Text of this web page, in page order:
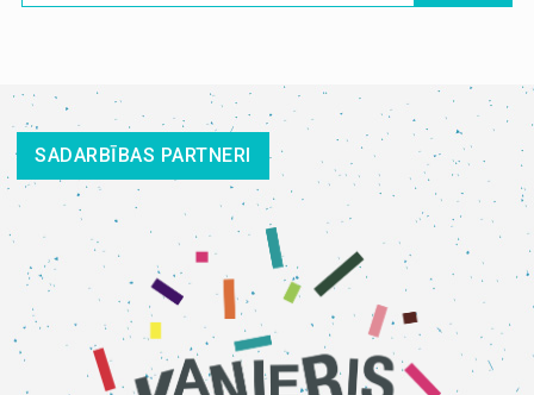
SADARBĪBAS PARTNERI